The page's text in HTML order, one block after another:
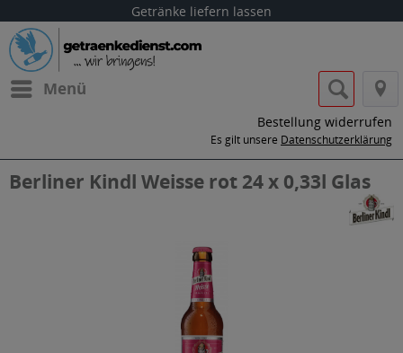
Getränke liefern lassen
Menü
Bestellung widerrufen
Es gilt unsere Datenschutzerklärung
Berliner Kindl Weisse rot 24 x 0,33l Glas